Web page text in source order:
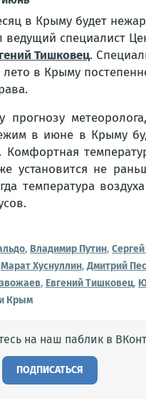
в Крыму будет
ведущий специалист
Тишковец.
лето в Крыму
прогнозу
в июне в Крыму
установится не
температура
, Владимир Путин,
Марат Хуснуллин,Дмитрий
, Евгений Тишковец,
Крым
на наш паблик в
ПОДПИСАТЬСЯ